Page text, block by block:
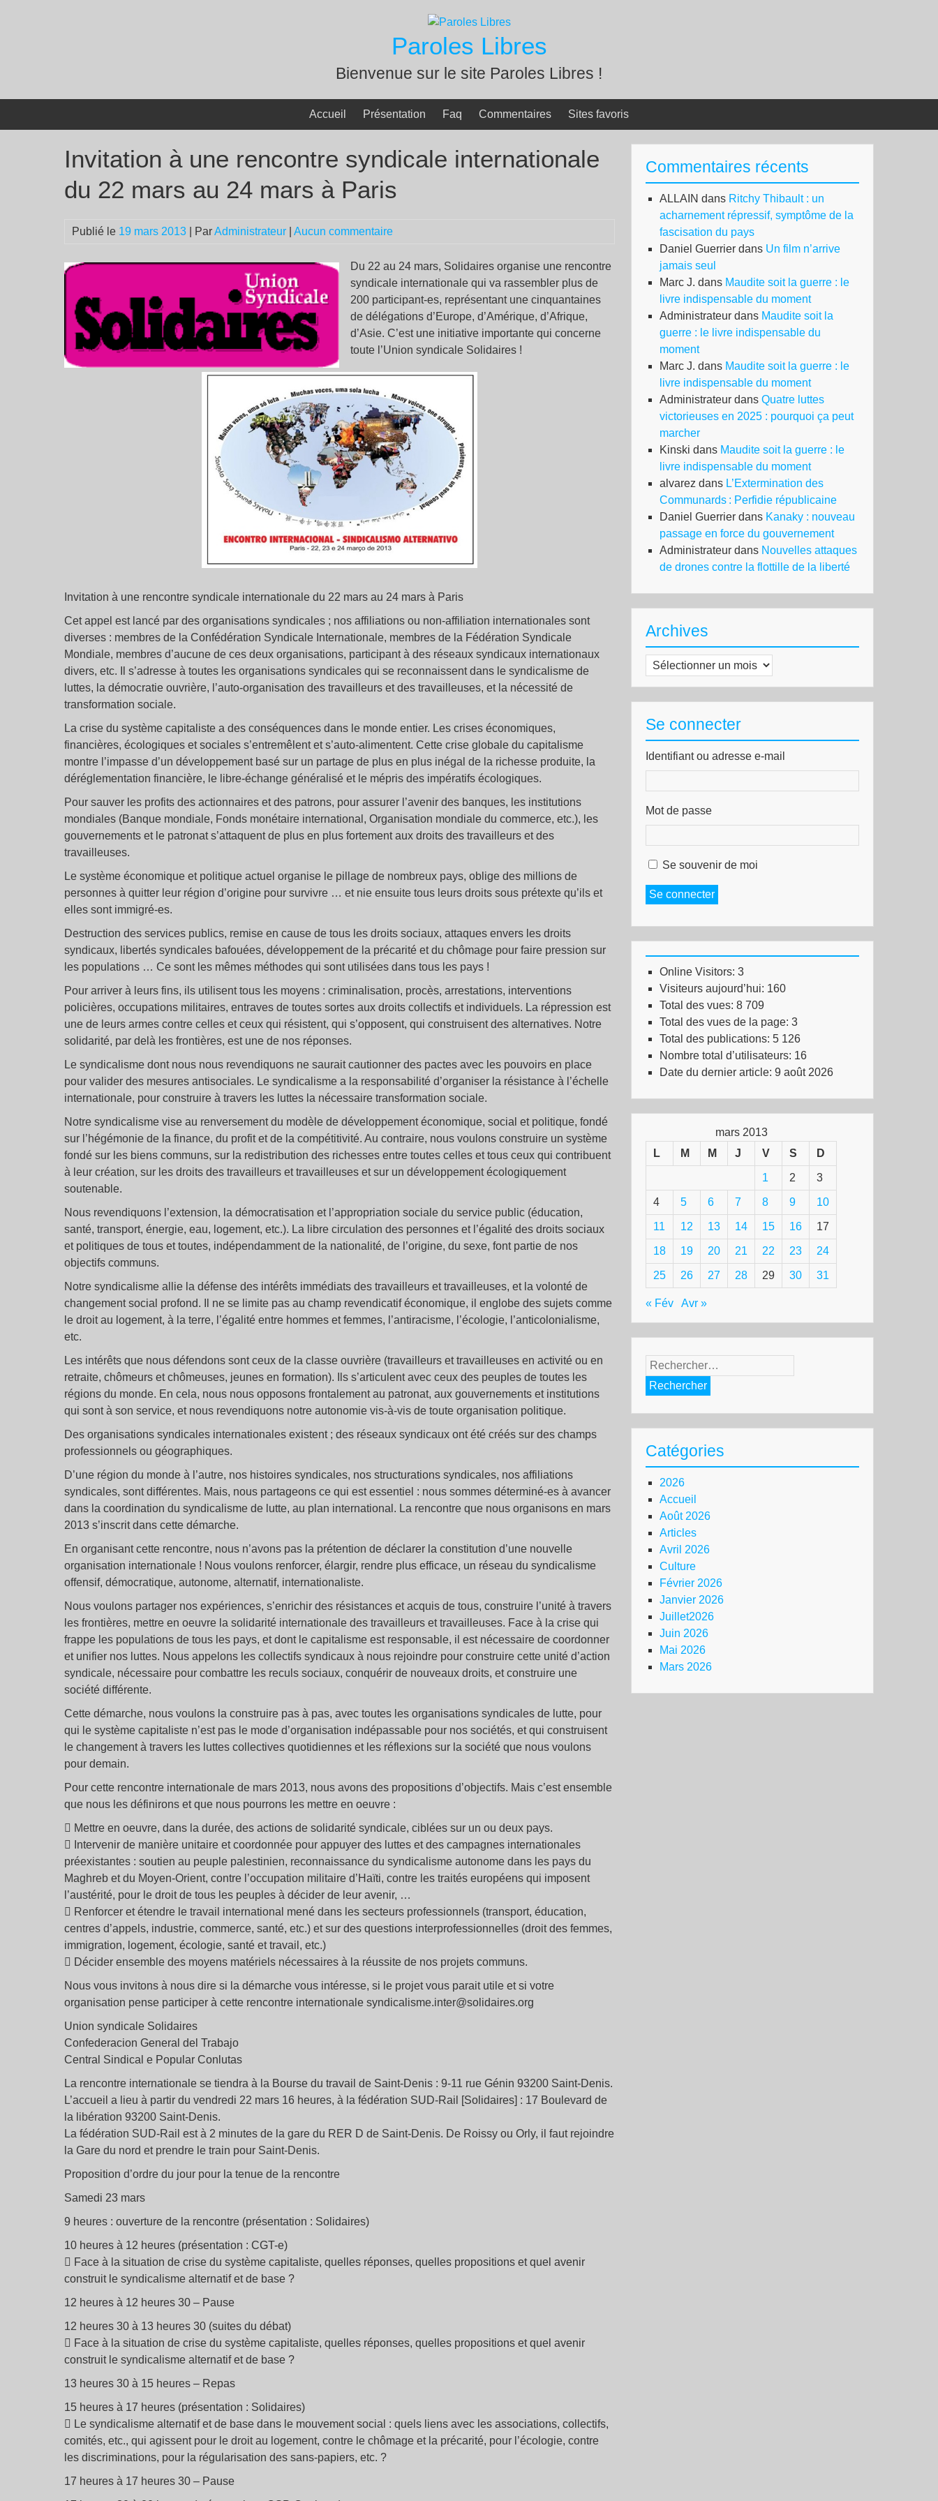
Paroles Libres
Bienvenue sur le site Paroles Libres !
Accueil Présentation Faq Commentaires Sites favoris
Invitation à une rencontre syndicale internationale
du 22 mars au 24 mars à Paris
Publié le 19 mars 2013 | ParAdministrateur Aucun commentaire
Du 22 au 24 mars, Solidaires organise une rencontre
syndicale internationale qui va rassembler plus de
200 participant-es, représentant une cinquantaines
de délégations d’Europe, d’Amérique, d’Afrique,
d’Asie. C’est une initiative importante qui concerne
toute l’Union syndicale Solidaires !
Invitation à une rencontre syndicale internationale du 22 mars au 24 mars à Paris
Cet appel est lancé par des organisations syndicales ; nos affiliations ou non-affiliation internationales sont
diverses : membres de la Confédération Syndicale Internationale, membres de la Fédération Syndicale
Mondiale, membres d’aucune de ces deux organisations, participant à des réseaux syndicaux internationaux
divers, etc. Il s’adresse à toutes les organisations syndicales qui se reconnaissent dans le syndicalisme de
luttes, la démocratie ouvrière, l’auto-organisation des travailleurs et des travailleuses, et la nécessité de
transformation sociale.
La crise du système capitaliste a des conséquences dans le monde entier. Les crises économiques,
financières, écologiques et sociales s’entremêlent et s’auto-alimentent. Cette crise globale du capitalisme
montre l’impasse d’un développement basé sur un partage de plus en plus inégal de la richesse produite, la
déréglementation financière, le libre-échange généralisé et le mépris des impératifs écologiques.
Pour sauver les profits des actionnaires et des patrons, pour assurer l’avenir des banques, les institutions
mondiales (Banque mondiale, Fonds monétaire international, Organisation mondiale du commerce, etc.), les
gouvernements et le patronat s’attaquent de plus en plus fortement aux droits des travailleurs et des
travailleuses.
Le système économique et politique actuel organise le pillage de nombreux pays, oblige des millions de
personnes à quitter leur région d’origine pour survivre … et nie ensuite tous leurs droits sous prétexte qu’ils et
elles sont immigré-es.
Destruction des services publics, remise en cause de tous les droits sociaux, attaques envers les droits
syndicaux, libertés syndicales bafouées, développement de la précarité et du chômage pour faire pression sur
les populations … Ce sont les mêmes méthodes qui sont utilisées dans tous les pays !
Pour arriver à leurs fins, ils utilisent tous les moyens : criminalisation, procès, arrestations, interventions
policières, occupations militaires, entraves de toutes sortes aux droits collectifs et individuels. La répression est
une de leurs armes contre celles et ceux qui résistent, qui s’opposent, qui construisent des alternatives. Notre
solidarité, par delà les frontières, est une de nos réponses.
Le syndicalisme dont nous nous revendiquons ne saurait cautionner des pactes avec les pouvoirs en place
pour valider des mesures antisociales. Le syndicalisme a la responsabilité d’organiser la résistance à l’échelle
internationale, pour construire à travers les luttes la nécessaire transformation sociale.
Notre syndicalisme vise au renversement du modèle de développement économique, social et politique, fondé
sur l’hégémonie de la finance, du profit et de la compétitivité. Au contraire, nous voulons construire un système
fondé sur les biens communs, sur la redistribution des richesses entre toutes celles et tous ceux qui contribuent
à leur création, sur les droits des travailleurs et travailleuses et sur un développement écologiquement
soutenable.
Nous revendiquons l’extension, la démocratisation et l’appropriation sociale du service public (éducation,
santé, transport, énergie, eau, logement, etc.). La libre circulation des personnes et l’égalité des droits sociaux
et politiques de tous et toutes, indépendamment de la nationalité, de l’origine, du sexe, font partie de nos
objectifs communs.
Notre syndicalisme allie la défense des intérêts immédiats des travailleurs et travailleuses, et la volonté de
changement social profond. Il ne se limite pas au champ revendicatif économique, il englobe des sujets comme
le droit au logement, à la terre, l’égalité entre hommes et femmes, l’antiracisme, l’écologie, l’anticolonialisme,
etc.
Les intérêts que nous défendons sont ceux de la classe ouvrière (travailleurs et travailleuses en activité ou en
retraite, chômeurs et chômeuses, jeunes en formation). Ils s’articulent avec ceux des peuples de toutes les
régions du monde. En cela, nous nous opposons frontalement au patronat, aux gouvernements et institutions
qui sont à son service, et nous revendiquons notre autonomie vis-à-vis de toute organisation politique.
Des organisations syndicales internationales existent ; des réseaux syndicaux ont été créés sur des champs
professionnels ou géographiques.
D’une région du monde à l’autre, nos histoires syndicales, nos structurations syndicales, nos affiliations
syndicales, sont différentes. Mais, nous partageons ce qui est essentiel : nous sommes déterminé-es à avancer
dans la coordination du syndicalisme de lutte, au plan international. La rencontre que nous organisons en mars
2013 s’inscrit dans cette démarche.
En organisant cette rencontre, nous n’avons pas la prétention de déclarer la constitution d’une nouvelle
organisation internationale ! Nous voulons renforcer, élargir, rendre plus efficace, un réseau du syndicalisme
offensif, démocratique, autonome, alternatif, internationaliste.
Nous voulons partager nos expériences, s’enrichir des résistances et acquis de tous, construire l’unité à travers
les frontières, mettre en oeuvre la solidarité internationale des travailleurs et travailleuses. Face à la crise qui
frappe les populations de tous les pays, et dont le capitalisme est responsable, il est nécessaire de coordonner
et unifier nos luttes. Nous appelons les collectifs syndicaux à nous rejoindre pour construire cette unité d’action
syndicale, nécessaire pour combattre les reculs sociaux, conquérir de nouveaux droits, et construire une
société différente.
Cette démarche, nous voulons la construire pas à pas, avec toutes les organisations syndicales de lutte, pour
qui le système capitaliste n’est pas le mode d’organisation indépassable pour nos sociétés, et qui construisent
le changement à travers les luttes collectives quotidiennes et les réflexions sur la société que nous voulons
pour demain.
Pour cette rencontre internationale de mars 2013, nous avons des propositions d’objectifs. Mais c’est ensemble
que nous les définirons et que nous pourrons les mettre en oeuvre :
 Mettre en oeuvre, dans la durée, des actions de solidarité syndicale, ciblées sur un ou deux pays.
 Intervenir de manière unitaire et coordonnée pour appuyer des luttes et des campagnes internationales
préexistantes : soutien au peuple palestinien, reconnaissance du syndicalisme autonome dans les pays du
Maghreb et du Moyen-Orient, contre l’occupation militaire d’Haïti, contre les traités européens qui imposent
l’austérité, pour le droit de tous les peuples à décider de leur avenir, …
 Renforcer et étendre le travail international mené dans les secteurs professionnels (transport, éducation,
centres d’appels, industrie, commerce, santé, etc.) et sur des questions interprofessionnelles (droit des femmes,
immigration, logement, écologie, santé et travail, etc.)
 Décider ensemble des moyens matériels nécessaires à la réussite de nos projets communs.
Nous vous invitons à nous dire si la démarche vous intéresse, si le projet vous parait utile et si votre
organisation pense participer à cette rencontre internationale syndicalisme.inter@solidaires.org
Union syndicale Solidaires
Confederacion General del Trabajo
Central Sindical e Popular Conlutas
La rencontre internationale se tiendra à la Bourse du travail de Saint-Denis : 9-11 rue Génin 93200 Saint-Denis.
L’accueil a lieu à partir du vendredi 22 mars 16 heures, à la fédération SUD-Rail [Solidaires] : 17 Boulevard de
la libération 93200 Saint-Denis.
La fédération SUD-Rail est à 2 minutes de la gare du RER D de Saint-Denis. De Roissy ou Orly, il faut rejoindre
la Gare du nord et prendre le train pour Saint-Denis.
Proposition d’ordre du jour pour la tenue de la rencontre
Samedi 23 mars
9 heures : ouverture de la rencontre (présentation : Solidaires)
10 heures à 12 heures (présentation : CGT-e)
 Face à la situation de crise du système capitaliste, quelles réponses, quelles propositions et quel avenir
construit le syndicalisme alternatif et de base ?
12 heures à 12 heures 30 – Pause
12 heures 30 à 13 heures 30 (suites du débat)
 Face à la situation de crise du système capitaliste, quelles réponses, quelles propositions et quel avenir
construit le syndicalisme alternatif et de base ?
13 heures 30 à 15 heures – Repas
15 heures à 17 heures (présentation : Solidaires)
 Le syndicalisme alternatif et de base dans le mouvement social : quels liens avec les associations, collectifs,
comités, etc., qui agissent pour le droit au logement, contre le chômage et la précarité, pour l’écologie, contre
les discriminations, pour la régularisation des sans-papiers, etc. ?
17 heures à 17 heures 30 – Pause
Commentaires récents
ALLAIN dans Ritchy Thibault : un
acharnement répressif, symptôme de la
fascisation du pays
Daniel Guerrier dans Un film n’arrive
jamais seul
Marc J. dans Maudite soit la guerre : le
livre indispensable du moment
Administrateur dans Maudite soit la
guerre : le livre indispensable du
moment
Marc J. dans Maudite soit la guerre : le
livre indispensable du moment
Administrateur dans Quatre luttes
victorieuses en 2025 : pourquoi ça peut
marcher
Kinski dans Maudite soit la guerre : le
livre indispensable du moment
alvarez dans L’Extermination des
Communards : Perfidie républicaine
Daniel Guerrier dans Kanaky : nouveau
passage en force du gouvernement
Administrateur dans Nouvelles attaques
de drones contre la flottille de la liberté
Archives
Archives
Se connecter
Identifiant ou adresse e-mail
Mot de passe
Se souvenir de moi
Se connecter
Online Visitors: 3
Visiteurs aujourd’hui: 160
Total des vues: 8 709
Total des vues de la page: 3
Total des publications: 5 126
Nombre total d’utilisateurs: 16
Date du dernier article: 9 août 2026
mars 2013
L
M M J V S D
1 2 3
4 5 6 7 8 9 10
11 12 13 14 15 16 17
18 19 20 21 22 23 24
25 26 27 28 29 30 31
« Fév Avr »
Rechercher :
Catégories
2026
Accueil
Août 2026
Articles
Avril 2026
Culture
Février 2026
Janvier 2026
Juillet2026
Juin 2026
Mai 2026
Mars 2026